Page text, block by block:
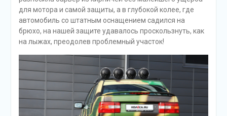
для мотора и самой защиты, а в глубокой колее, где
автомобиль со штатным оснащением садился на
брюхо, на нашей защите удавалось проскользнуть, как
на лыжах, преодолев проблемный участок!